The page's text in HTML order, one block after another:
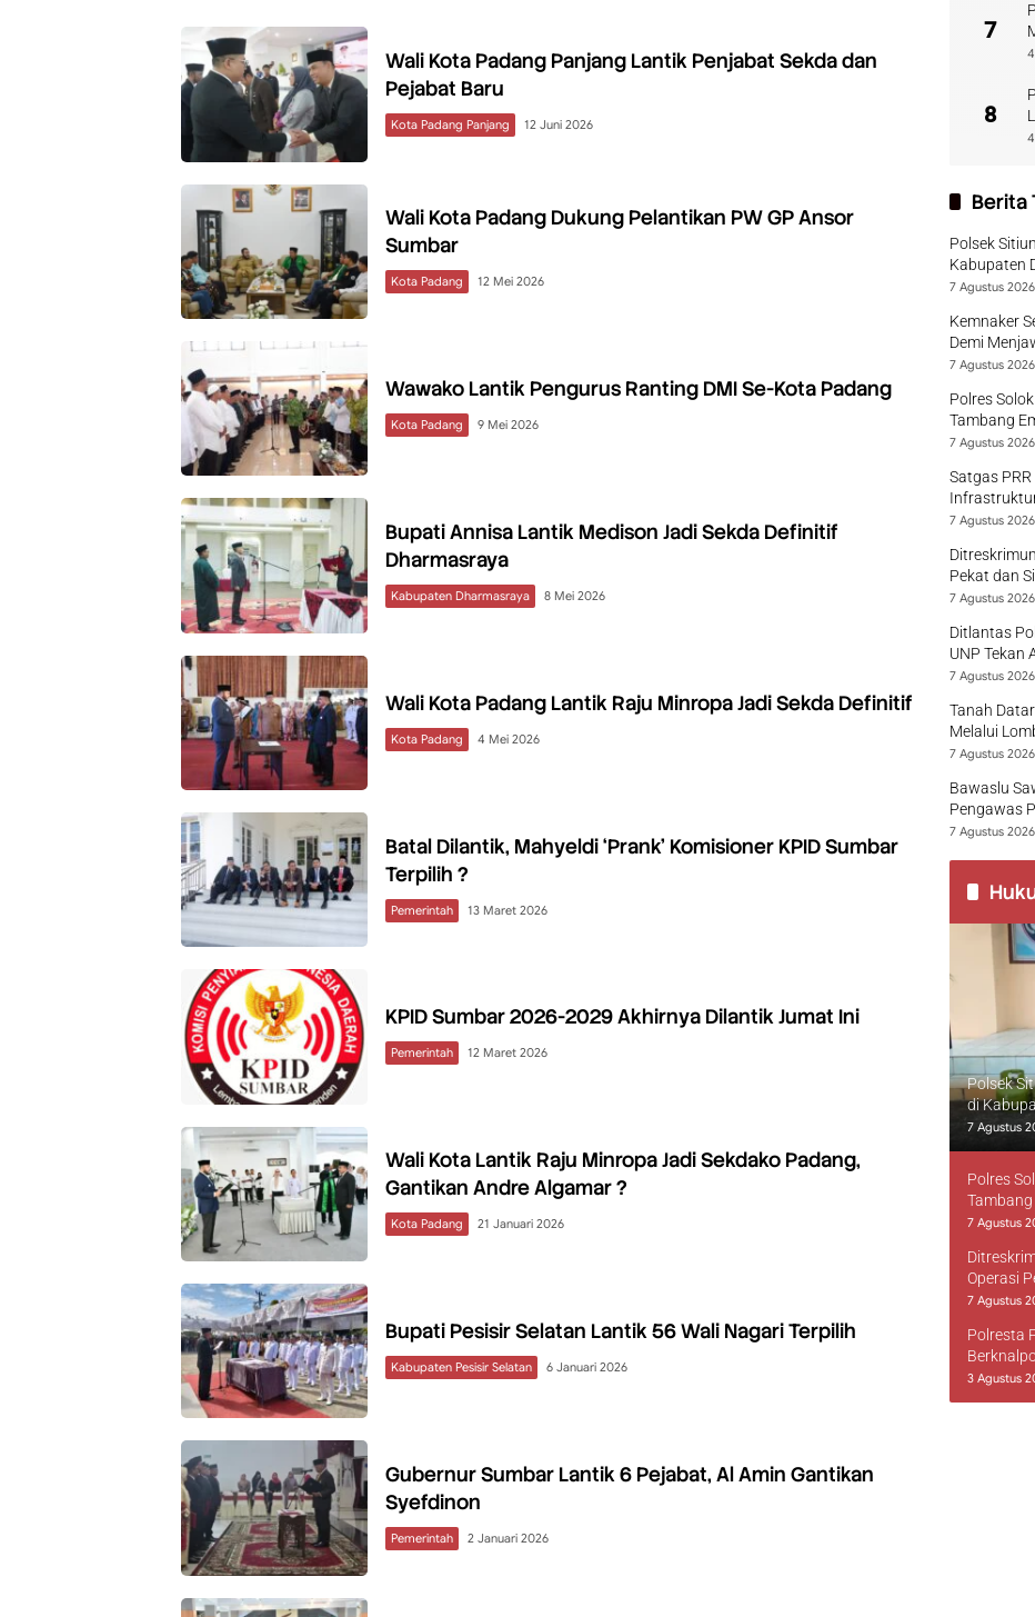
Wali Kota Padang Panjang Lantik Penjabat Sekda dan
Pejabat Baru
Kota Padang Panjang 12 Juni 2026
Wali Kota Padang Dukung Pelantikan PW GP Ansor
Sumbar
Kota Padang 12 Mei 2026
Wawako Lantik Pengurus Ranting DMI Se-Kota Padang
Kota Padang 9 Mei 2026
Bupati Annisa Lantik Medison Jadi Sekda Definitif
Dharmasraya
Kabupaten Dharmasraya 8 Mei 2026
Wali Kota Padang Lantik Raju Minropa Jadi Sekda Definitif
Kota Padang 4 Mei 2026
Batal Dilantik, Mahyeldi ‘Prank’ Komisioner KPID Sumbar
Terpilih ?
Pemerintah 13 Maret 2026
KPID Sumbar 2026-2029 Akhirnya Dilantik Jumat Ini
Pemerintah 12 Maret 2026
Wali Kota Lantik Raju Minropa Jadi Sekdako Padang,
Gantikan Andre Algamar ?
Kota Padang 21 Januari 2026
Bupati Pesisir Selatan Lantik 56 Wali Nagari Terpilih
Kabupaten Pesisir Selatan 6 Januari 2026
Gubernur Sumbar Lantik 6 Pejabat, Al Amin Gantikan
Syefdinon
Pemerintah 2 Januari 2026
7
8
Berita
Polsek
Kabupaten
7 Agustus 2026
Kemnaker
Demi
7 Agustus 2026
Polres
Tambang
7 Agustus 2026
Satgas
7 Agustus 2026
Pekat dan
7 Agustus 2026
Ditlantas
UNP Tekan
7 Agustus 2026
Tanah
Melalui
7 Agustus 2026
Bawaslu
Pengawas
7 Agustus 2026
Polsek
di
7 Agustus
Polres
7 Agustus
Operasi
7 Agustus
Polresta
3 Agustus